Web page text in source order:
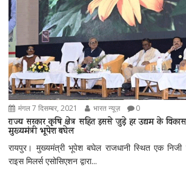
मंगल 7 दिसम्बर, 2021 भारत न्यूज़ 0
राज्य सरकार कृषि क्षेत्र सहित इससे जुड़े हर उद्यम के
मुख्यमंत्री भूपेश बघेल
रायपुर। मुख्यमंत्री भूपेश बघेल राजधानी स्थित एक
राइस मिलर्स एसोसिएशन द्वारा...